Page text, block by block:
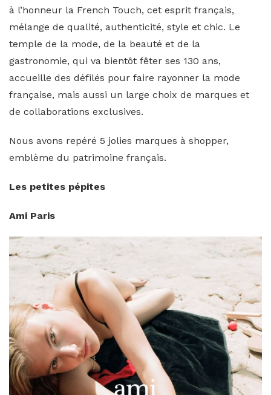
à l’honneur la French Touch, cet esprit français,
mélange de qualité, authenticité, style et chic. Le
temple de la mode, de la beauté et de la
gastronomie, qui va bientôt fêter ses 130 ans,
accueille des défilés pour faire rayonner la mode
française, mais aussi un large choix de marques et
de collaborations exclusives.
Nous avons repéré 5 jolies marques à shopper,
emblème du patrimoine français.
Les petites pépites
Ami Paris